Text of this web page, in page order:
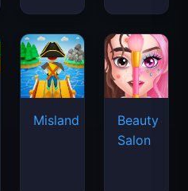
Misland
Beauty
Salon